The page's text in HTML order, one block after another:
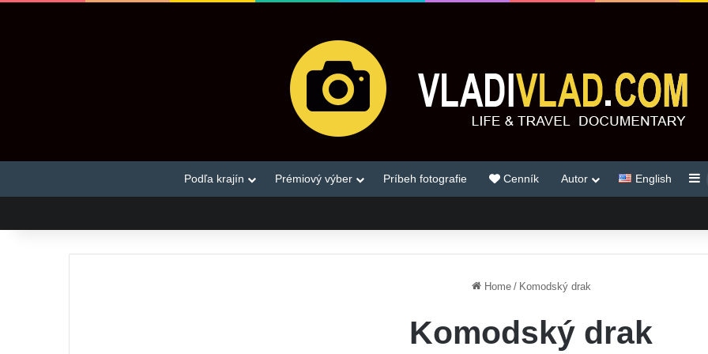
Podľa krajín Prémiový výber Príbeh fotografie Cenník Autor English
Home / Komodský drak
Komodský drak